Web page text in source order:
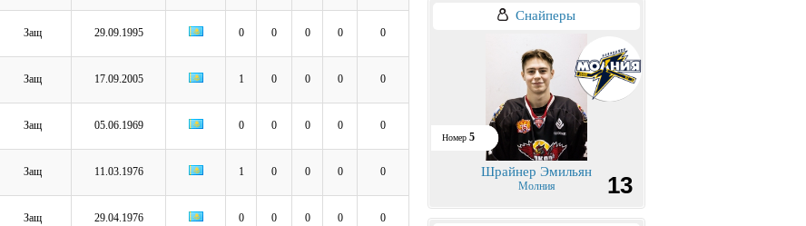
Защ 29.09.1995 0 0 0 0 0
Защ 17.09.2005 1 0 0 0 0
Защ 05.06.1969 0 0 0 0 0
Защ 11.03.1976 1 0 0 0 0
Защ 29.04.1976 0 0 0 0 0
Снайперы
Номер 5
Шрайнер Эмильян
Молния 13